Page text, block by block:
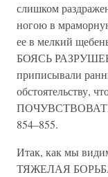
слишком
ногою в
ее в мелкий
БОЯСЬ
приписывали
854–855.
Итак, как мы
ТЯЖЕЛАЯ